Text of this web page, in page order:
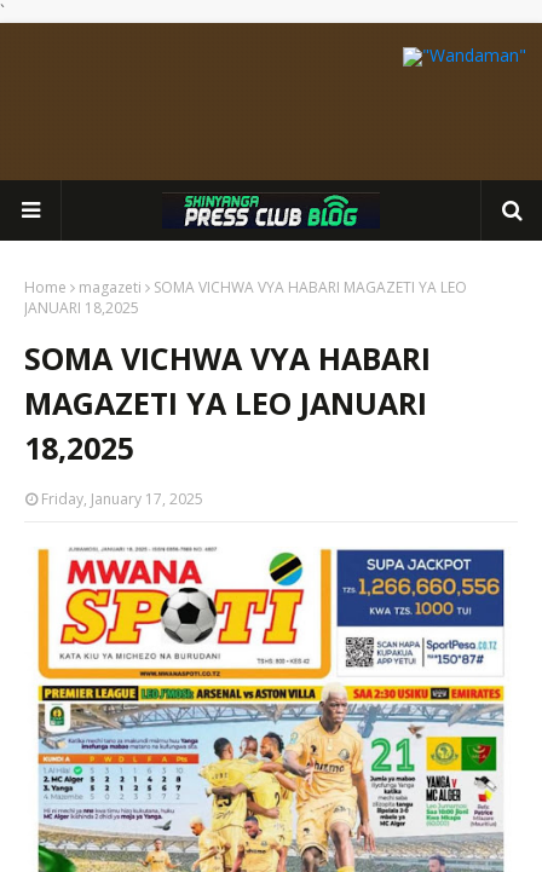
`
Home magazeti
SOMA VICHWA VYA HABARI MAGAZETI YA LEO
JANUARI 18,2025
SOMA VICHWA VYA HABARI
MAGAZETI YA LEO JANUARI
18,2025
Friday, January 17, 2025